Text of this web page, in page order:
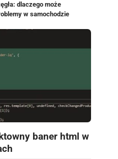
dlaczego może
w samochodzie
baner html w